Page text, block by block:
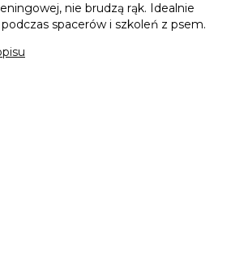
nie brudzą rąk. Idealnie
spacerów i szkoleń z psem.